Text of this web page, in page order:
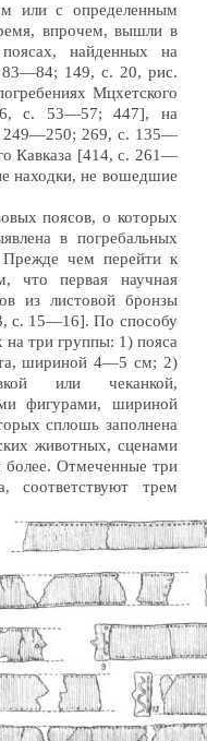
или с определенным
впрочем, вышли в
найденных на
83—84; 149, с. 20, рис.
Мцхетского
с. 53—57; 447], на
249—250; 269, с. 135—
Кавказа [414, с. 261—
находки, не вошедшие
поясов, о которых
в погребальных
чем перейти к
что первая научная
из листовой бронзы
с. 15—16]. По способу
на три группы: 1) пояса
шириной 4—5 см; 2)
или чеканкой,
фигурами, шириной
сплошь заполнена
животных, сценами
Отмеченные три
трем